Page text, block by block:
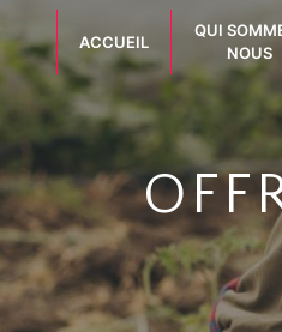
ACCUEIL
QUI
NOUS
Panneau de gestion des cookies